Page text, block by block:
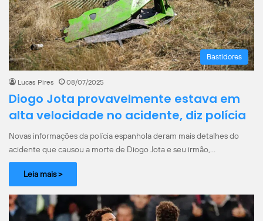
Bastidores
Lucas Pires 08/07/2025
Diogo Jota provavelmente estava em
alta velocidade no acidente, diz polícia
Novas informações da polícia espanhola deram mais detalhes do
acidente que causou a morte de Diogo Jota e seu irmão,…
Leia mais >